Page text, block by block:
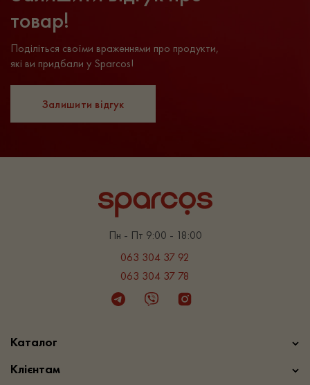
товар!
Поділіться своїми враженнями про продукти,
які ви придбали у Sparcos!
Залишити відгук
Пн - Пт 9:00 - 18:00
063 304 37 92
063 304 37 78
TelegramViber Instagram
Каталог
Клієнтам